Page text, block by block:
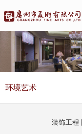
环境艺术
装饰工程